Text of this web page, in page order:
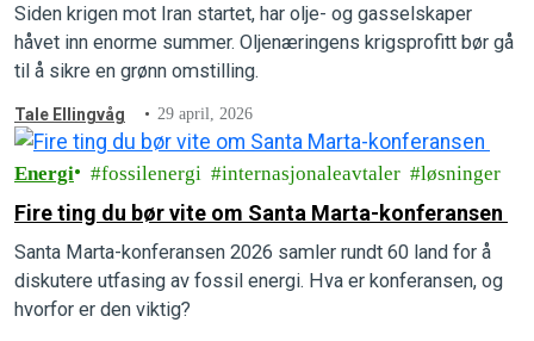
Siden krigen mot Iran startet, har olje- og gasselskaper
håvet inn enorme summer. Oljenæringens krigsprofitt bør gå
til å sikre en grønn omstilling.
Tale Ellingvåg 29 april, 2026
Energi fossilenergi internasjonaleavtaler løsninger
Fire ting du bør vite om Santa Marta-konferansen
Santa Marta-konferansen 2026 samler rundt 60 land for å
diskutere utfasing av fossil energi. Hva er konferansen, og
hvorfor er den viktig?